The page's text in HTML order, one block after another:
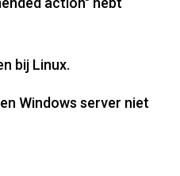
bij Linux.
Windows server niet